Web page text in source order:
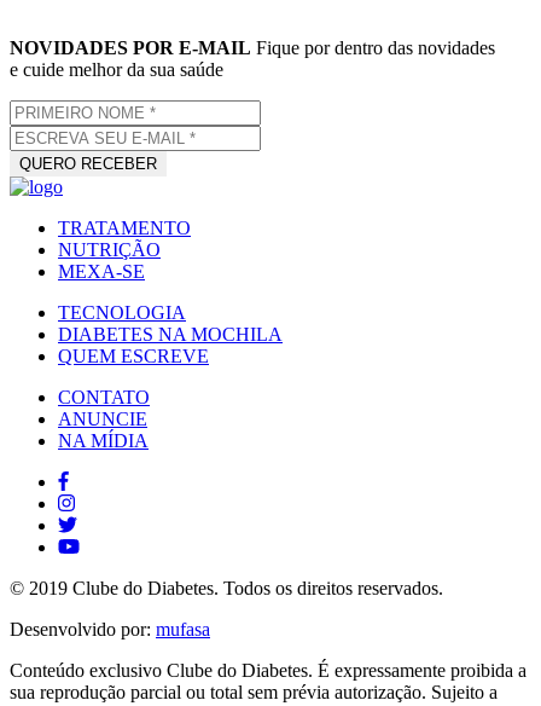
NOVIDADES POR E-MAIL Fique por dentro das novidades
e cuide melhor da sua saúde
TRATAMENTO
NUTRIÇÃO
MEXA-SE
TECNOLOGIA
DIABETES NA MOCHILA
QUEM ESCREVE
CONTATO
ANUNCIE
NA MÍDIA
© 2019 Clube do Diabetes. Todos os direitos reservados.
Desenvolvido por: mufasa
Conteúdo exclusivo Clube do Diabetes. É expressamente proibida a
sua reprodução parcial ou total sem prévia autorização. Sujeito a